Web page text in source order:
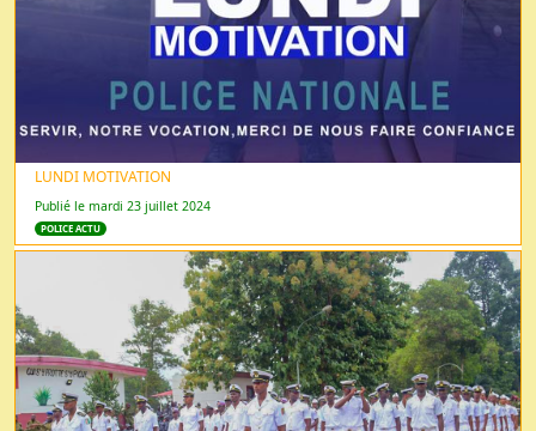
LUNDI MOTIVATION
Publié le mardi 23 juillet 2024
POLICE ACTU